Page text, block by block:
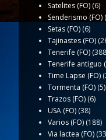
Satelites (FO) (6)
Senderismo (FO)
Setas (FO) (6)
Tajinastes (FO)
Tenerife (FO)
Tenerife antiguo
Time Lapse (FO)
Tormenta (FO) (5)
Trazos (FO) (6)
USA (FO) (38)
Varios (FO) (188)
Via lactea (FO)